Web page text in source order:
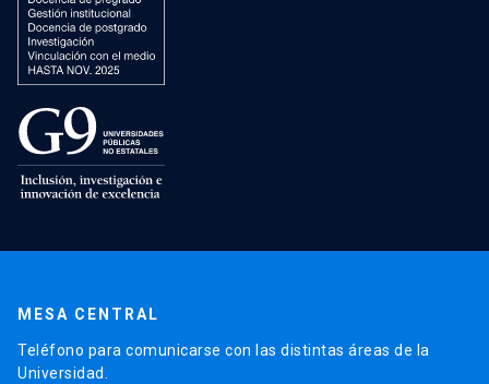
MESA CENTRAL
Teléfono para comunicarse con las distintas áreas de la
Universidad.